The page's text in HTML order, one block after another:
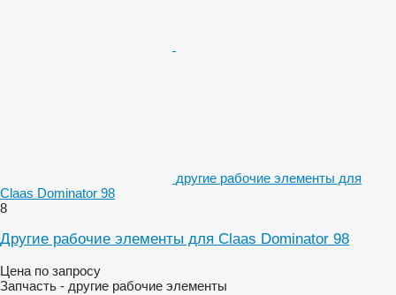
другие рабочие элементы для
Claas Dominator 98
8
Другие рабочие элементы для Claas Dominator 98
Цена по запросу
Запчасть - другие рабочие элементы